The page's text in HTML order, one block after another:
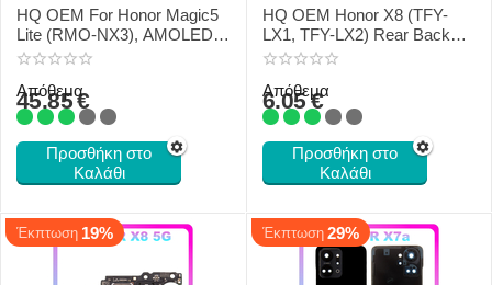
HQ OEM For Honor Magic5
Lite (RMO-NX3), AMOLED
LCD Οθόνη + Touch Screen
45.85€
Απόθεμα
Προσθήκη στο
Καλάθι
HQ OEM Honor X8 (TFY-
LX1, TFY-LX2) Rear Back
Battery Cover Black
6.05€
Απόθεμα
Προσθήκη στο
Καλάθι
Έκπτωση 19% Έκπτωση 29%